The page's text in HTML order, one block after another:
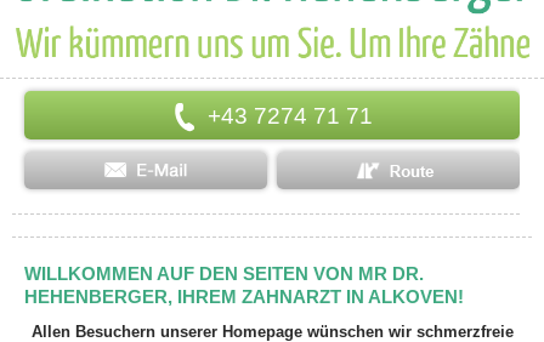
+43 7274 71 71
WILLKOMMEN AUF DEN SEITEN VON MR DR.
HEHENBERGER, IHREM ZAHNARZT IN ALKOVEN!
Allen Besuchern unserer Homepage wünschen wir schmerzfreie